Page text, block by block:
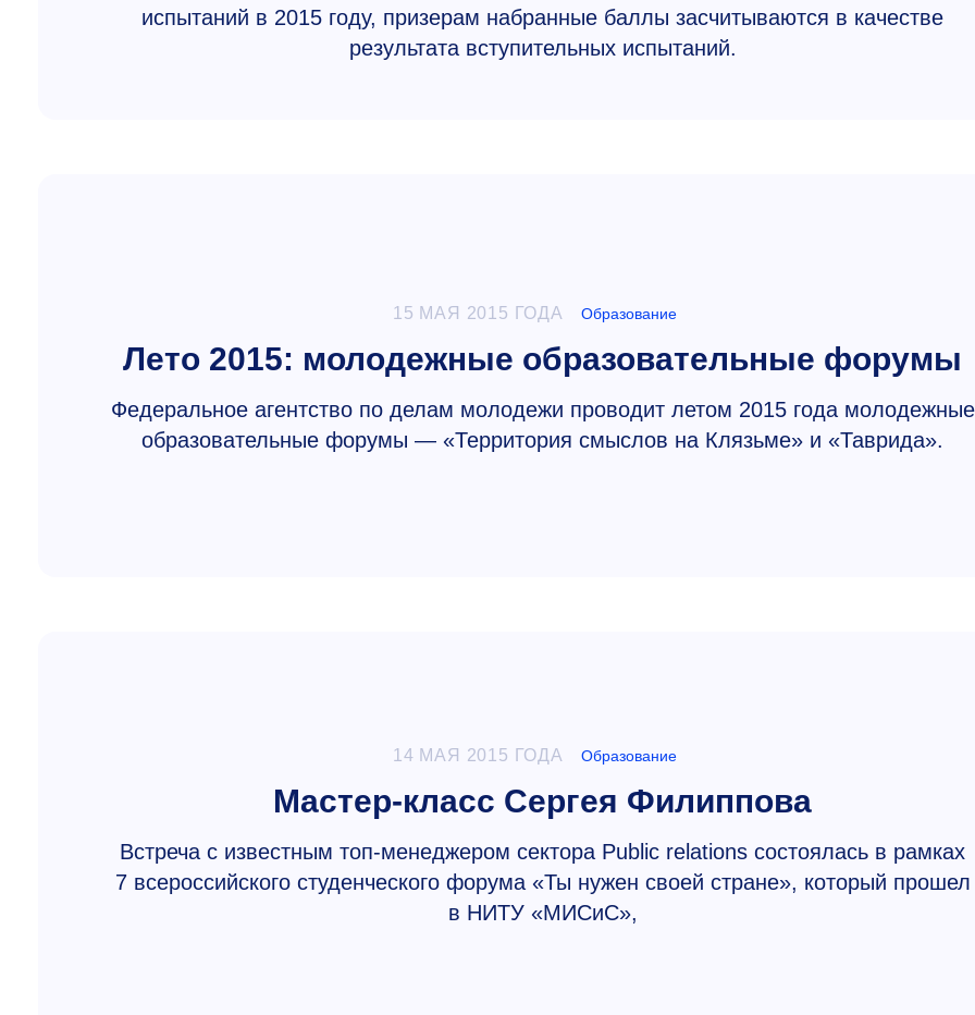
испытаний в 2015 году, призерам набранные баллы засчитываются в качестве
результата вступительных испытаний.
15 МАЯ 2015 ГОДА Образование
Лето 2015: молодежные образовательные форумы
Федеральное агентство по делам молодежи проводит летом 2015 года молодежные
образовательные форумы — «Территория смыслов на Клязьме» и «Таврида».
14 МАЯ 2015 ГОДА Образование
Мастер-класс Сергея Филиппова
Встреча с известным топ-менеджером сектора Public relations состоялась в рамках
7 всероссийского студенческого форума «Ты нужен своей стране», который прошел
в НИТУ «МИСиС»,